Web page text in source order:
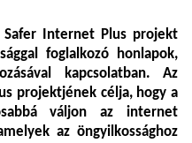
Internet Plus projekt
foglalkozó honlapok,
kapcsolatban. Az
projektjének célja, hogy a
váljon az internet
az öngyilkossághoz